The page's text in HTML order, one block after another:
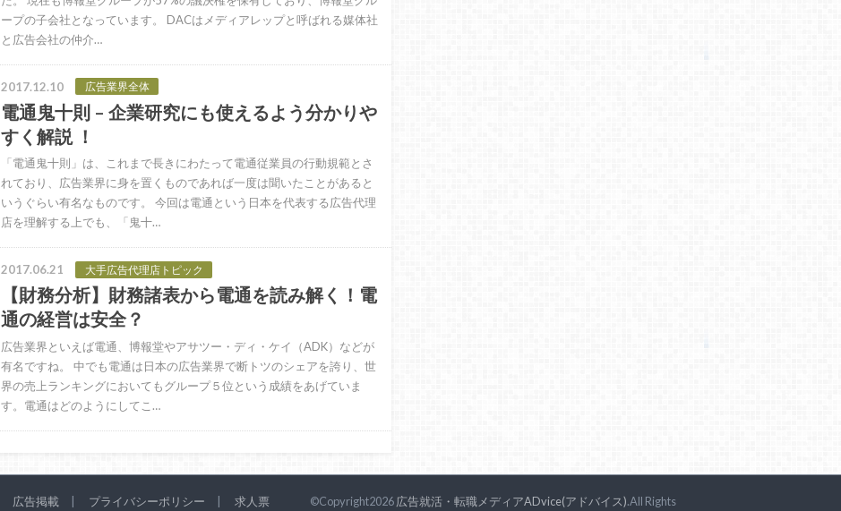
ープの子会社となっています。 DACはメディアレップと呼ばれる媒体社
と広告会社の仲介…
2017.12.10 広告業界全体
電通鬼十則 – 企業研究にも使えるよう分かりや
すく解説 ！
「電通鬼十則」は、これまで長きにわたって電通従業員の行動規範とさ
れており、広告業界に身を置くものであれば一度は聞いたことがあると
いうぐらい有名なものです。 今回は電通という日本を代表する広告代理
店を理解する上でも、「鬼十…
2017.06.21 大手広告代理店トピック
【財務分析】財務諸表から電通を読み解く！電
通の経営は安全？
広告業界といえば電通、博報堂やアサツー・ディ・ケイ（ADK）などが
有名ですね。 中でも電通は日本の広告業界で断トツのシェアを誇り、世
界の売上ランキングにおいてもグループ５位という成績をあげていま
す。電通はどのようにしてこ…
広告掲載 プライバシーポリシー 求人票 ©Copyright2026広告就活・転職メディアADvice(アドバイス).All Rights